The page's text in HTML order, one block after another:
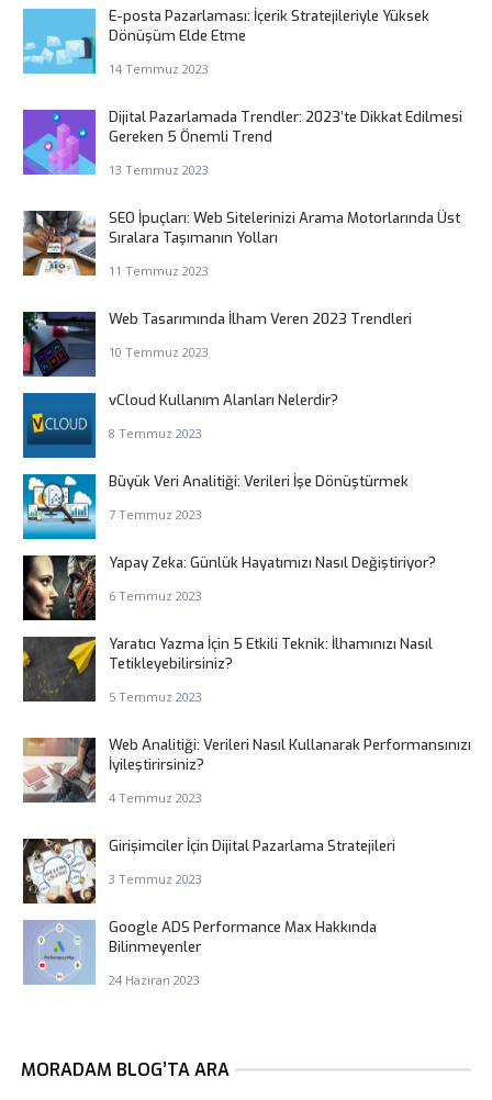
E-posta Pazarlaması: İçerik Stratejileriyle Yüksek
Dönüşüm Elde Etme
14 Temmuz 2023
Dijital Pazarlamada Trendler: 2023’te Dikkat Edilmesi
Gereken 5 Önemli Trend
13 Temmuz 2023
SEO İpuçları: Web Sitelerinizi Arama Motorlarında Üst
Sıralara Taşımanın Yolları
11 Temmuz 2023
Web Tasarımında İlham Veren 2023 Trendleri
10 Temmuz 2023
vCloud Kullanım Alanları Nelerdir?
8 Temmuz 2023
Büyük Veri Analitiği: Verileri İşe Dönüştürmek
7 Temmuz 2023
Yapay Zeka: Günlük Hayatımızı Nasıl Değiştiriyor?
6 Temmuz 2023
Yaratıcı Yazma İçin 5 Etkili Teknik: İlhamınızı Nasıl
Tetikleyebilirsiniz?
5 Temmuz 2023
Web Analitiği: Verileri Nasıl Kullanarak Performansınızı
İyileştirirsiniz?
4 Temmuz 2023
Girişimciler İçin Dijital Pazarlama Stratejileri
3 Temmuz 2023
Google ADS Performance Max Hakkında
Bilinmeyenler
24 Haziran 2023
MORADAM BLOG’TA ARA